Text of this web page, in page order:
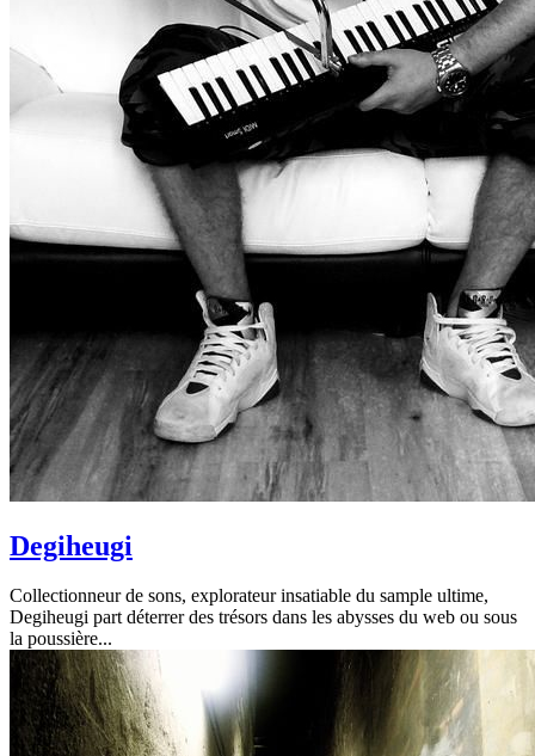
Degiheugi
Collectionneur de sons, explorateur insatiable du sample ultime,
Degiheugi part déterrer des trésors dans les abysses du web ou sous
la poussière...